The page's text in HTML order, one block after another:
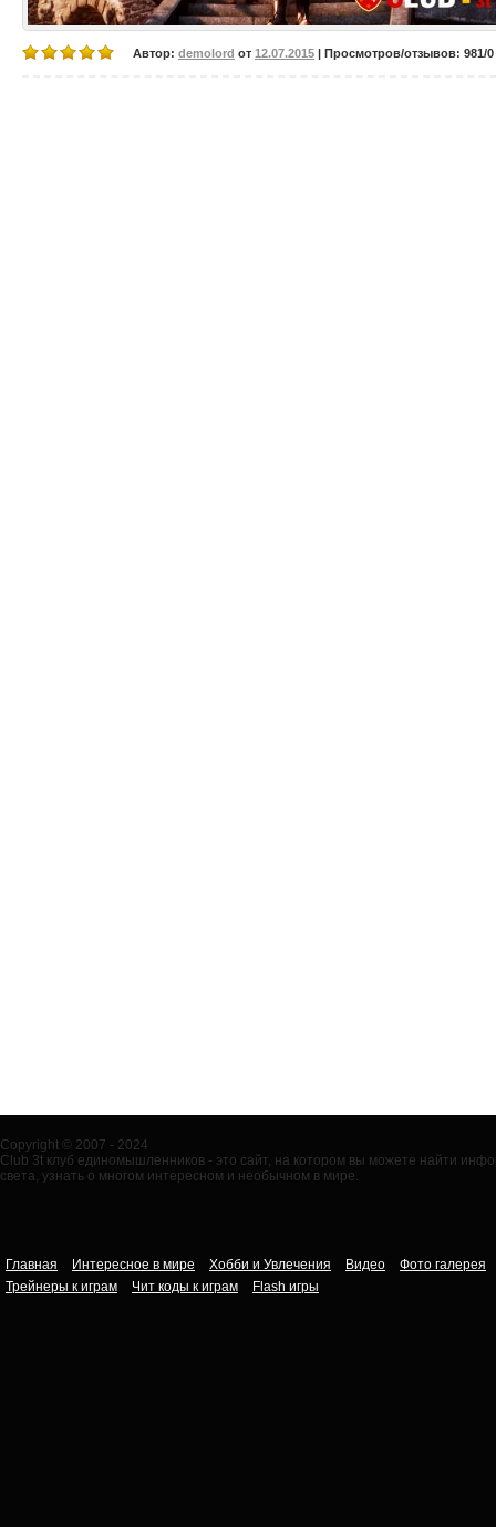
Автор: demolord от 12.07.2015 | Просмотров/отзывов: 981/0
Copyright © 2007 - 2024
Club 3t клуб единомышленников - это сайт, на котором вы можете найти
света, узнать о многом интересном и необычном в мире.
Главная Интересное в мире Хобби и Увлечения Видео
Фото галерея
Трейнеры к играм
Чит коды к играм Flash игры